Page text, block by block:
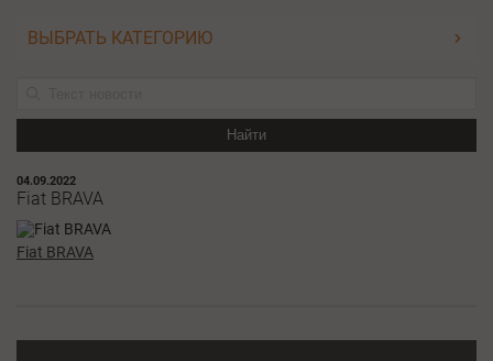
ВЫБРАТЬ КАТЕГОРИЮ
Найти
04.09.2022
Fiat BRAVA
Fiat BRAVA